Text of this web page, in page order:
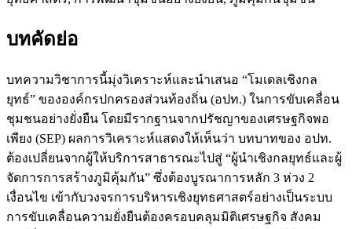
บทคัดย่อ
บทความวิชาการนี้มุ่งวิเคราะห์และนำเสนอ “โมเดลเชิงกล
ยุทธ์” ขององค์กรปกครองส่วนท้องถิ่น (อปท.) ในการขับเคลื่อน
ชุมชนอย่างยั่งยืน โดยมีรากฐานจากปรัชญาของเศรษฐกิจพอ
เพียง (SEP) ผลการวิเคราะห์แสดงให้เห็นว่า บทบาทของ อปท.
ต้องเปลี่ยนจากผู้ให้บริการสาธารณะไปสู่ “ผู้นำเชิงกลยุทธ์และผู้
จัดการการสร้างภูมิคุ้มกัน” ซึ่งต้องบูรณาการหลัก 3 ห่วง 2
เงื่อนไข เข้ากับวงจรการบริหารเชิงยุทธศาสตร์อย่างเป็นระบบ
การขับเคลื่อนความยั่งยืนต้องครอบคลุมมิติเศรษฐกิจ สังคม